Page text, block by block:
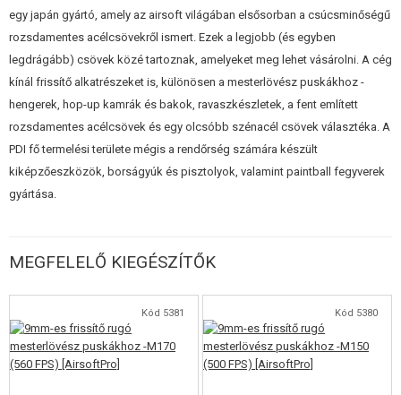
Az acél tüskének
köszönhetően vastagabb, 13 mm átmérőjű (9 mm
belső) rugókat is használhat. A megfelelő működéshez ajánljuk a PDI
rugókat vagy az AirsoftPro rugókat, ezeket megtalálja kínálatunkban.
egy japán gyártó, amely az airsoft világában elsősorban a csúcsminőségű
rozsdamentes acélcsövekről ismert. Ezek a legjobb (és egyben
legdrágább) csövek közé tartoznak, amelyeket meg lehet vásárolni. A cég
kínál frissítő alkatrészeket is, különösen a mesterlövész puskákhoz -
hengerek, hop-up kamrák és bakok, ravaszkészletek, a fent említett
rozsdamentes acélcsövek és egy olcsóbb szénacél csövek választéka. A
PDI fő termelési területe mégis a rendőrség számára készült
kiképzőeszközök, borságyúk és pisztolyok, valamint paintball fegyverek
gyártása.
MEGFELELŐ KIEGÉSZÍTŐK
Kód 5381 Kód 5380